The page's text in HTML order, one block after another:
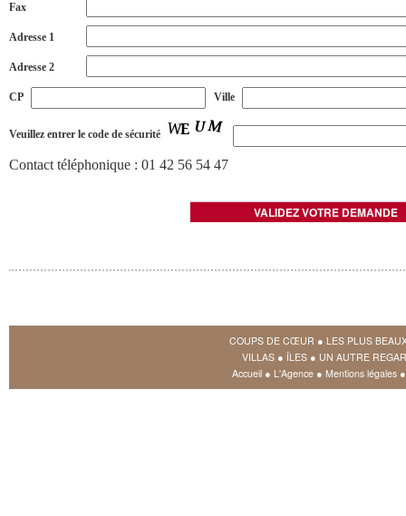
Fax
Adresse 1
Adresse 2
CP Ville
Veuillez entrer le code de sécurité
Contact téléphonique : 01 42 56 54 47
COUPS DE CŒUR ● LES PLUS
VILLAS ● ÎLES ● UN AUTRE
Accueil ● L'Agence ● Mentions légales